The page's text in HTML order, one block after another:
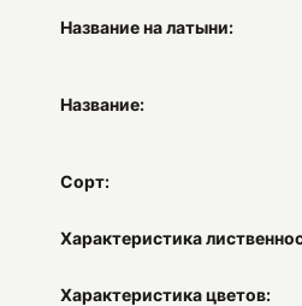
Название на латыни:
Название:
Сорт:
Характеристика
Характеристика цветов: